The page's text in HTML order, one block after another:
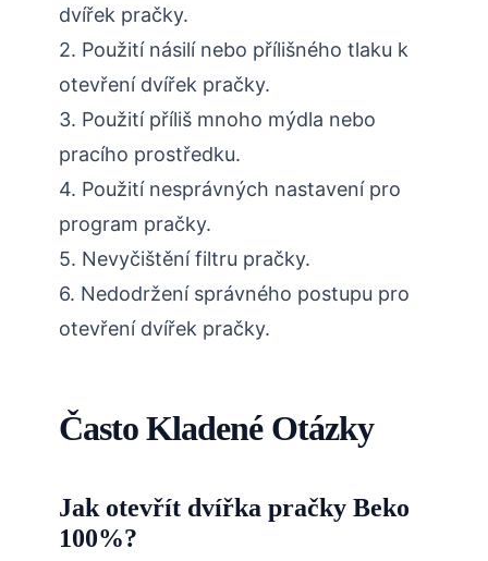
dvířek pračky.
2. Použití násilí nebo přílišného tlaku k
otevření dvířek pračky.
3. Použití příliš mnoho mýdla nebo
pracího prostředku.
4. Použití nesprávných nastavení pro
program pračky.
5. Nevyčištění filtru pračky.
6. Nedodržení správného postupu pro
otevření dvířek pračky.
Často Kladené Otázky
Jak otevřít dvířka pračky Beko
100%?